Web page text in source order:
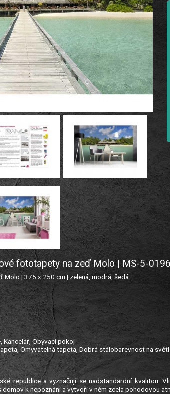
fototapety na zeď Molo | MS-5-
| 375 x 250 cm | zelená, modrá, šedá
Kancelář, Obývací pokoj
Omyvatelná tapeta, Dobrá stálobarevnost na
republice a vyznačují se nadstandardní kvalitou.
k nepoznání a vytvoří v něm zcela pohodovou